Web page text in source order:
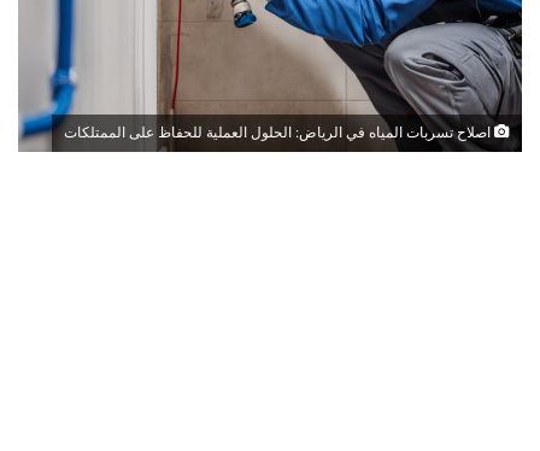
اصلاح تسربات المياه في الرياض: الحلول العملية للحفاظ على الممتلكات